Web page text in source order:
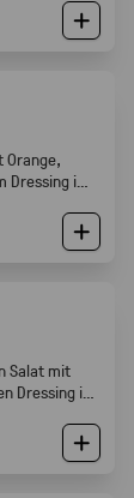
Dressing im
Salat mit
Dressing im